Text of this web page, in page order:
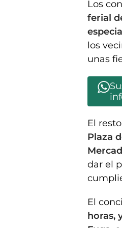
Los
ferial
los
unas
El
Plaza
dar el
El
horas,